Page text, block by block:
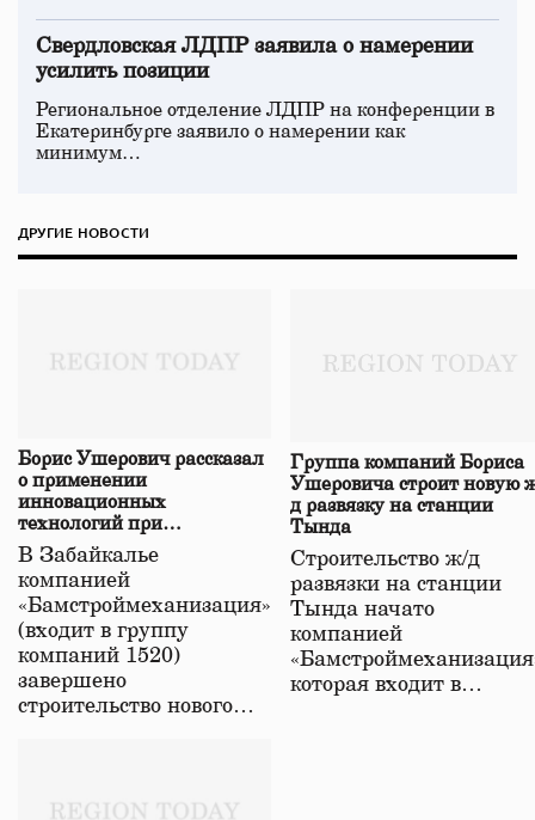
Свердловская ЛДПР заявила о намерении
усилить позиции
Региональное отделение ЛДПР на конференции в
Екатеринбурге заявило о намерении как
минимум…
ДРУГИЕ НОВОСТИ
Борис Ушерович рассказал
о применении
инновационных
технологий при
строительстве нового моста
в Забайкалье
В Забайкалье
компанией
«Бамстроймеханизация»
(входит в группу
компаний 1520)
завершено
строительство нового…
Группа компаний Бориса
Ушеровича строит новую
д развязку на станции
Тында
Строительство ж/д
развязки на станции
Тында начато
компанией
которая входит в…